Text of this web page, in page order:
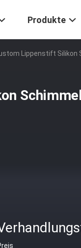
Produkte
Lippenstift
Schimmel